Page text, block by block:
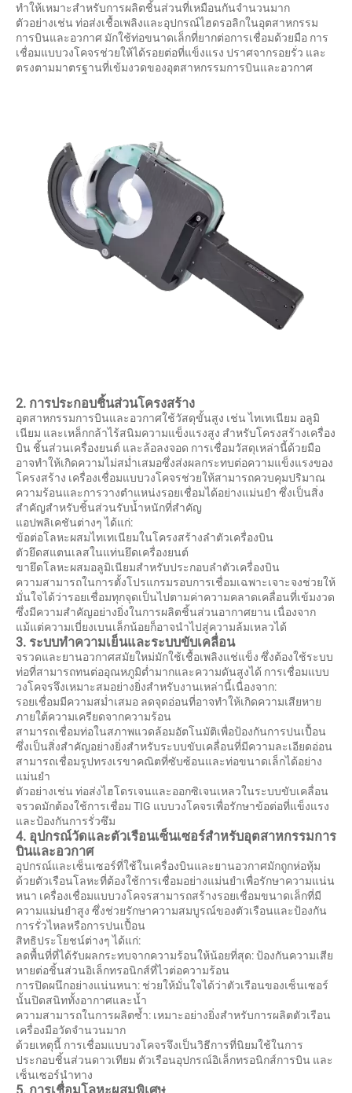
ทำให้เหมาะสำหรับการผลิตชิ้นส่วนที่เหมือนกันจำนวนมาก
ตัวอย่างเช่น ท่อส่งเชื้อเพลิงและอุปกรณ์ไฮดรอลิกในอุตสาหกรรม
การบินและอวกาศ มักใช้ท่อขนาดเล็กที่ยากต่อการเชื่อมด้วยมือ การ
เชื่อมแบบวงโคจรช่วยให้ได้รอยต่อที่แข็งแรง ปราศจากรอยรั่ว และ
ตรงตามมาตรฐานที่เข้มงวดของอุตสาหกรรมการบินและอวกาศ
2. การประกอบชิ้นส่วนโครงสร้าง
อุตสาหกรรมการบินและอวกาศใช้วัสดุขั้นสูง เช่น ไทเทเนียม อลูมิ
เนียม และเหล็กกล้าไร้สนิมความแข็งแรงสูง สำหรับโครงสร้างเครื่อง
บิน ชิ้นส่วนเครื่องยนต์ และล้อลงจอด การเชื่อมวัสดุเหล่านี้ด้วยมือ
อาจทำให้เกิดความไม่สม่ำเสมอซึ่งส่งผลกระทบต่อความแข็งแรงของ
โครงสร้าง เครื่องเชื่อมแบบวงโคจรช่วยให้สามารถควบคุมปริมาณ
ความร้อนและการวางตำแหน่งรอยเชื่อมได้อย่างแม่นยำ ซึ่งเป็นสิ่ง
สำคัญสำหรับชิ้นส่วนรับน้ำหนักที่สำคัญ
แอปพลิเคชันต่างๆ ได้แก่:
ข้อต่อโลหะผสมไทเทเนียมในโครงสร้างลำตัวเครื่องบิน
ตัวยึดสแตนเลสในแท่นยึดเครื่องยนต์
ขายึดโลหะผสมอลูมิเนียมสำหรับประกอบลำตัวเครื่องบิน
ความสามารถในการตั้งโปรแกรมรอบการเชื่อมเฉพาะเจาะจงช่วยให้
มั่นใจได้ว่ารอยเชื่อมทุกจุดเป็นไปตามค่าความคลาดเคลื่อนที่เข้มงวด
ซึ่งมีความสำคัญอย่างยิ่งในการผลิตชิ้นส่วนอากาศยาน เนื่องจาก
แม้แต่ความเบี่ยงเบนเล็กน้อยก็อาจนำไปสู่ความล้มเหลวได้
3. ระบบทำความเย็นและระบบขับเคลื่อน
จรวดและยานอวกาศสมัยใหม่มักใช้เชื้อเพลิงแช่แข็ง ซึ่งต้องใช้ระบบ
ท่อที่สามารถทนต่ออุณหภูมิต่ำมากและความดันสูงได้ การเชื่อมแบบ
วงโคจรจึงเหมาะสมอย่างยิ่งสำหรับงานเหล่านี้เนื่องจาก:
รอยเชื่อมมีความสม่ำเสมอ ลดจุดอ่อนที่อาจทำให้เกิดความเสียหาย
ภายใต้ความเครียดจากความร้อน
สามารถเชื่อมท่อในสภาพแวดล้อมอัตโนมัติเพื่อป้องกันการปนเปื้อน
ซึ่งเป็นสิ่งสำคัญอย่างยิ่งสำหรับระบบขับเคลื่อนที่มีความละเอียดอ่อน
สามารถเชื่อมรูปทรงเรขาคณิตที่ซับซ้อนและท่อขนาดเล็กได้อย่าง
แม่นยำ
ตัวอย่างเช่น ท่อส่งไฮโดรเจนและออกซิเจนเหลวในระบบขับเคลื่อน
จรวดมักต้องใช้การเชื่อม TIG แบบวงโคจรเพื่อรักษาข้อต่อที่แข็งแรง
และป้องกันการรั่วซึม
4. อุปกรณ์วัดและตัวเรือนเซ็นเซอร์สำหรับอุตสาหกรรมการ
บินและอวกาศ
อุปกรณ์และเซ็นเซอร์ที่ใช้ในเครื่องบินและยานอวกาศมักถูกห่อหุ้ม
ด้วยตัวเรือนโลหะที่ต้องใช้การเชื่อมอย่างแม่นยำเพื่อรักษาความแน่น
หนา เครื่องเชื่อมแบบวงโคจรสามารถสร้างรอยเชื่อมขนาดเล็กที่มี
ความแม่นยำสูง ซึ่งช่วยรักษาความสมบูรณ์ของตัวเรือนและป้องกัน
การรั่วไหลหรือการปนเปื้อน
สิทธิประโยชน์ต่างๆ ได้แก่:
ลดพื้นที่ที่ได้รับผลกระทบจากความร้อนให้น้อยที่สุด: ป้องกันความเสีย
หายต่อชิ้นส่วนอิเล็กทรอนิกส์ที่ไวต่อความร้อน
การปิดผนึกอย่างแน่นหนา: ช่วยให้มั่นใจได้ว่าตัวเรือนของเซ็นเซอร์
นั้นปิดสนิททั้งอากาศและน้ำ
ความสามารถในการผลิตซ้ำ: เหมาะอย่างยิ่งสำหรับการผลิตตัวเรือน
เครื่องมือวัดจำนวนมาก
ด้วยเหตุนี้ การเชื่อมแบบวงโคจรจึงเป็นวิธีการที่นิยมใช้ในการ
ประกอบชิ้นส่วนดาวเทียม ตัวเรือนอุปกรณ์อิเล็กทรอนิกส์การบิน และ
เซ็นเซอร์นำทาง
5. การเชื่อมโลหะผสมพิเศษ